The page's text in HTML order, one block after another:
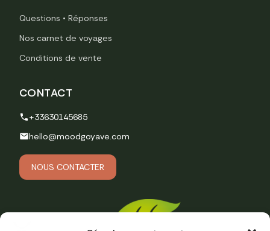
Questions • Réponses
Nos carnet de voyages
Conditions de vente
CONTACT
+33630145685
hello@moodgoyave.com
NOUS CONTACTER